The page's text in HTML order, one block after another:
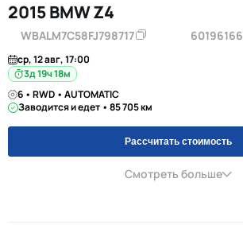
2015 BMW Z4
WBALM7C58FJ798717 60196166
ср, 12 авг, 17:00
3д 19ч 18м
6 • RWD • AUTOMATIC
Заводится и едет • 85 705 км
Рассчитать стоимость
Смотреть больше